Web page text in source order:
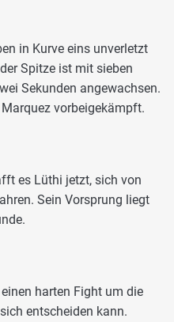
in Kurve eins unverletzt
Spitze ist mit sieben
Sekunden angewachsen.
vorbeigekämpft.
es Lüthi jetzt, sich von
Sein Vorsprung liegt
harten Fight um die
entscheiden kann.